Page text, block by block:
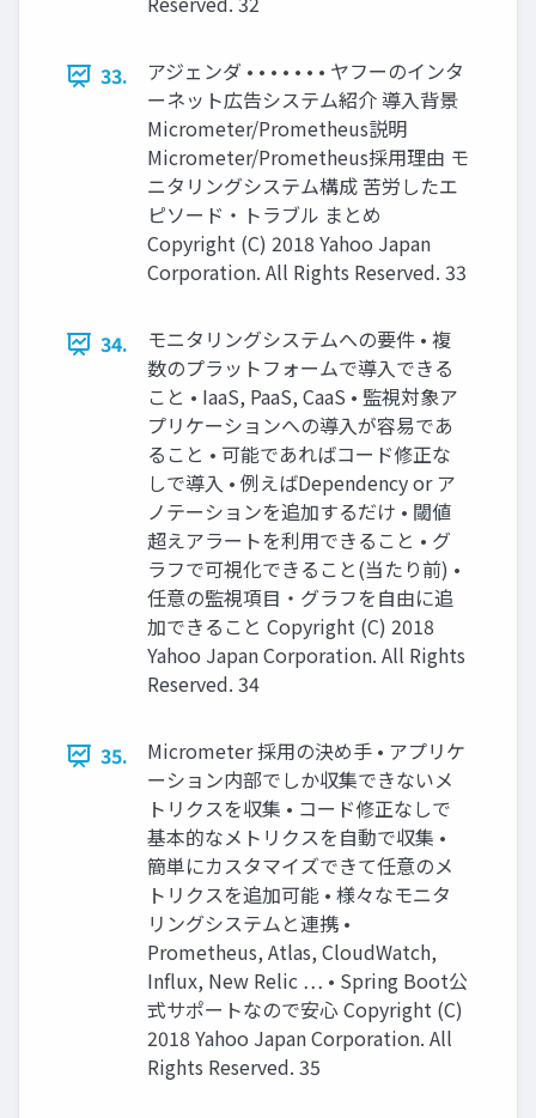
33.
アジェンダ • • • • • • • ヤフーのインタ
ーネット広告システム紹介 導入背景
Micrometer/Prometheus説明
Micrometer/Prometheus採用理由 モ
ニタリングシステム構成 苦労したエ
ピソード・トラブル まとめ
Copyright (C) 2018 Yahoo Japan
Corporation. All Rights Reserved. 33
34.
モニタリングシステムへの要件 • 複
数のプラットフォームで導入できる
こと • IaaS, PaaS, CaaS • 監視対象ア
プリケーションへの導入が容易であ
ること • 可能であればコード修正な
しで導入 • 例えばDependency or ア
ノテーションを追加するだけ • 閾値
超えアラートを利用できること • グ
ラフで可視化できること(当たり前) •
任意の監視項目・グラフを自由に追
加できること Copyright (C) 2018
Yahoo Japan Corporation. All Rights
Reserved. 34
35.
Micrometer 採用の決め手 • アプリケ
ーション内部でしか収集できないメ
トリクスを収集 • コード修正なしで
基本的なメトリクスを自動で収集 •
簡単にカスタマイズできて任意のメ
トリクスを追加可能 • 様々なモニタ
リングシステムと連携 •
Prometheus, Atlas, CloudWatch,
Influx, New Relic … • Spring Boot公
式サポートなので安心 Copyright (C)
2018 Yahoo Japan Corporation. All
Rights Reserved. 35